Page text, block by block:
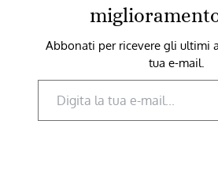
Abbonati per ricevere gli ultimi
tua e-mail.
Digita la tua e-mail...